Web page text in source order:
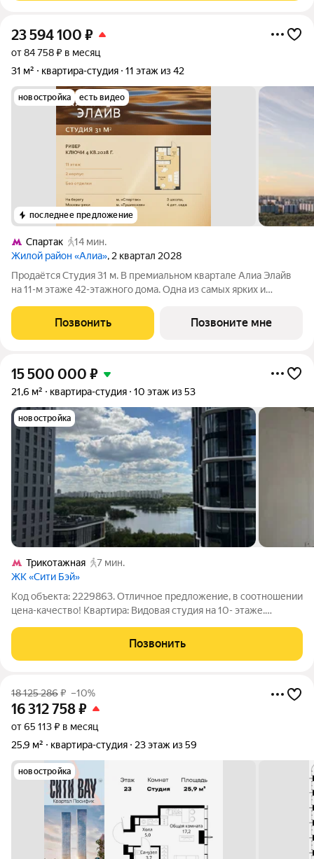
23 594 100 ₽
от 84 758 ₽ в месяц
31 м²
квартира-студия 11 этаж из 42
новостройка есть видео
последнее предложение
Спартак
14 мин.
Жилой район «Алиа», 2 квартал 2028
Продаётся Студия 31 м. В премиальном квартале Алиа Элайв
на 11-м этаже 42-этажного дома. Одна из самых ярких и
квартал Алиа Элайв. Это две башни LIGHTHOUSE от бюро
APEX на первой береговой линии
Позвонить Позвоните мне
15 500 000 ₽
21,6 м² квартира-студия 10 этаж из 53
новостройка
Трикотажная
7 мин.
ЖК «Сити Бэй»
Код объекта: 2229863. Отличное предложение, в соотношении
цена-качество! Квартира: Видовая студия на 10- этаже.
дизайнерским лобби.
Позвонить
18 125 286₽ –10%
16 312 758₽
от 65 113 ₽ в месяц
25,9 м²
квартира-студия 23 этаж из 59
новостройка